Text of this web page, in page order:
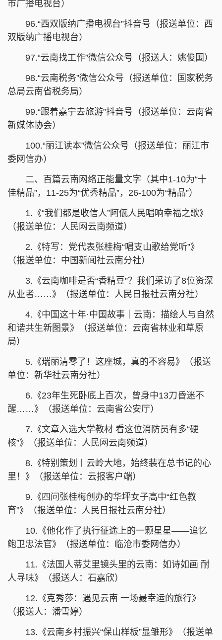
市广播电视台）
96.“西双版纳广播电视台”抖音号（报送单位：西
双版纳广播电视台）
97.“云南找工作”微信公众号（报送人：姚俊国）
98.“云南税务”微信公众号（报送单位：国家税务
总局云南省税务局）
99.“跟着嘉宁去旅游”抖音号（报送单位：云南省
新媒体协会）
100.“丽江读本”微信公众号（报送单位：丽江市
委网信办）
二、百篇云南网络正能量文字（其中1-10为“十
佳精品”，11-25为“优秀精品”，26-100为“精品”）
1.《“我们都是收信人”阿佤人民唱响幸福之歌》
（报送单位：人民网云南频道）
2.《特写：党代表张桂梅“唱支山歌给党听”》
（报送单位：中国新闻社云南分社）
3.《云南咖啡是否“香精豆”？我们采访了8位资深
从业者……》（报送单位：人民日报社云南分社）
4.《中国这十年·中国故事｜云南：描绘人与自然
和谐共生新图景》（报送单位：云南省林业和草原
局）
5.《瑞丽清零了！这座城，真的不容易》（报送
单位：新华社云南分社）
6.《23年生死卧底上百次，曾身中13刀昏迷不
醒……》（报送单位：云南省公安厅）
7.《文章入选大学教材 看这位消防员有多“硬
核”》（报送单位：人民网云南频道）
8.《特别策划丨云岭大地，始终装在总书记的心
里！》（报送单位：云报客户端）
9.《四问张桂梅创办的华坪女子高中“红色教
育”》（报送单位：人民日报社云南分社）
10.《他化作了执行征途上的一颗星星——追忆
鲍卫忠法官》（报送单位：临沧市委网信办）
11.《法国人蒂艾里镜头里的云南：如诗如画 耐
人寻味》（报送人：石嘉欣）
12.《克秀莎：遇见云南 一场最幸运的旅行》
（报送人：潘雪婷）
13.《云南乡村振兴“保山样板”显雏形》（报送单